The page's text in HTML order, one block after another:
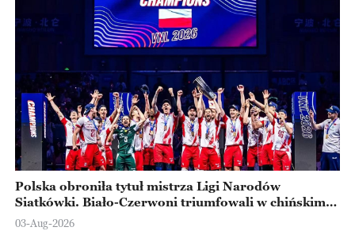
Polska obroniła tytuł mistrza Ligi Narodów
Siatkówki. Biało-Czerwoni triumfowali w chińskim
Ningbo
03-Aug-2026